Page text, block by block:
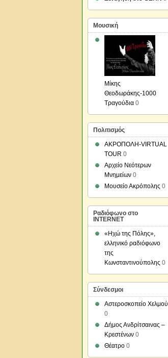
Μουσική
Μίκης
Θεοδωράκης-1000
Τραγούδια 0
Πολιτισμός
ΑΚΡΟΠΟΛΗ-VIRTUAL
TOUR 0
Αρχείο Νεότερων
Μνημείων 0
Μουσείο Ακρόπολης 0
Ραδιόφωνο στο
INTERNET
«Ηχώ της Πόλης»,
ελληνικό ραδιόφωνο
της
Κωνσταντινούπολης 0
Σύνδεσμοι
Αστεροσκοπείο Χελμού
0
Δήμος Ανδρίτσαινας –
Κρεστένων 0
Θέατρο 0